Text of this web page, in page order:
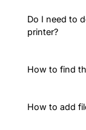
Do I need to
printer?
How to find
How to add